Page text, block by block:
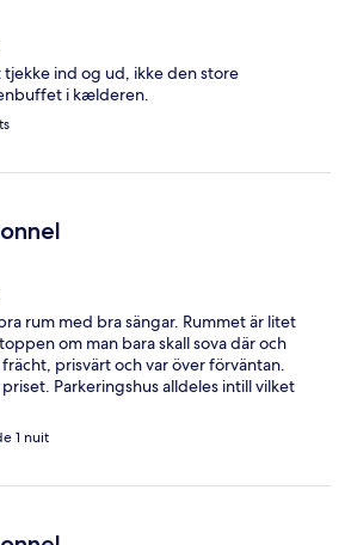
ind og ud, ikke den store
i kælderen.
rum med bra sängar. Rummet är litet
om man bara skall sova där och
prisvärt och var över förväntan.
Parkeringshus alldeles intill vilket
1 nuit